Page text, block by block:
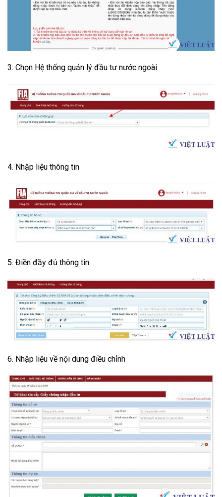
3. Chọn Hệ thống quản lý đầu tư nước ngoài
4. Nhập liệu thông tin
5. Điền đầy đủ thông tin
6. Nhập liệu về nội dung điều chỉnh